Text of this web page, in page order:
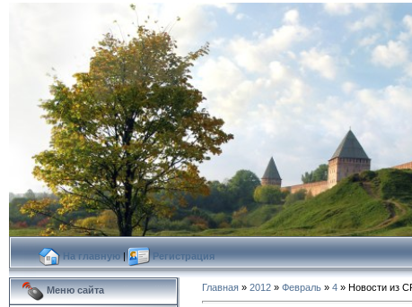
На главную| Регистрация
Меню сайта Главная » 2012 » Февраль » 4 » Новости из